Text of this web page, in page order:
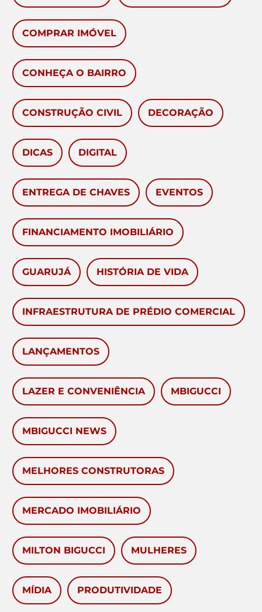
COMPRAR IMÓVEL
CONHEÇA O BAIRRO
CONSTRUÇÃO CIVIL DECORAÇÃO
DICAS DIGITAL
ENTREGA DE CHAVES EVENTOS
FINANCIAMENTO IMOBILIÁRIO
GUARUJÁ HISTÓRIA DE VIDA
INFRAESTRUTURA DE PRÉDIO COMERCIAL
LANÇAMENTOS
LAZER E CONVENIÊNCIA MBIGUCCI
MBIGUCCI NEWS
MELHORES CONSTRUTORAS
MERCADO IMOBILIÁRIO
MILTON BIGUCCI MULHERES
MÍDIA PRODUTIVIDADE